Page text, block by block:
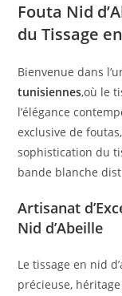
Fouta Nid
du Tissage
Bienvenue dans
tunisiennes,où le
l’élégance
exclusive de
sophistication du
bande blanche
Artisanat
Nid d’Abeille
Le tissage en nid
précieuse,